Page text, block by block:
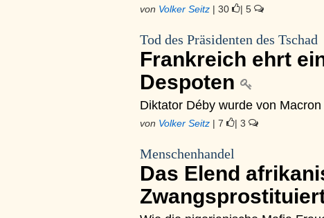
von Volker Seitz | 30 | 5
Tod des Präsidenten des Tschad
Frankreich ehrt
Despoten
Diktator Déby wurde von
von Volker Seitz | 7 | 3
Menschenhandel
Das Elend